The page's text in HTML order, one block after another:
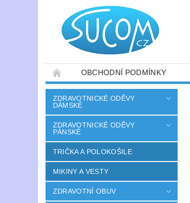
OBCHODNÍ PODMÍNKY
ZDRAVOTNICKÉ ODĚVY
DÁMSKÉ
ZDRAVOTNICKÉ ODĚVY
PÁNSKÉ
TRIČKA A POLOKOŠILE
MIKINY A VESTY
ZDRAVOTNÍ OBUV